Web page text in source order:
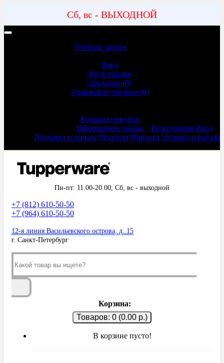
Сб, вс - ВЫХОДНОЙ
Учётная запись
Вход
Регистрация
Закладки (0)
Сравнение товаров (0)
Корзина покупок
Оформление заказа
Регистрация Вход
Доставка и оплата Рецепты Новости Отзывы о
Пн-пт: 11.00-20.00; Сб, вс - выходной
+7 (812) 610-50-50
+7 (964) 610-50-50
12-я линия Васильевского острова, д. 15
г. Санкт-Петербург
Корзина:
Товаров: 0 (0.00 р.)
В корзине пусто!